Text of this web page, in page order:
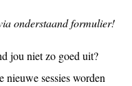
onderstaand formulier!
jou niet zo goed uit?
nieuwe sessies worden